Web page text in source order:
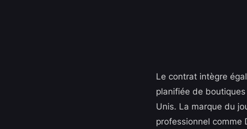
Le contrat intègre
planifiée de
Unis. La marque du
professionnel comme